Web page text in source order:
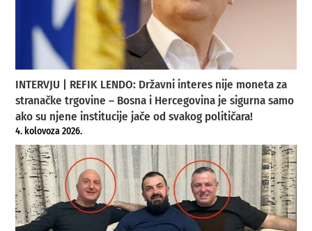
INTERVJU | REFIK LENDO: Državni interes nije moneta za
stranačke trgovine – Bosna i Hercegovina je sigurna samo
ako su njene institucije jače od svakog političara!
4. kolovoza 2026.